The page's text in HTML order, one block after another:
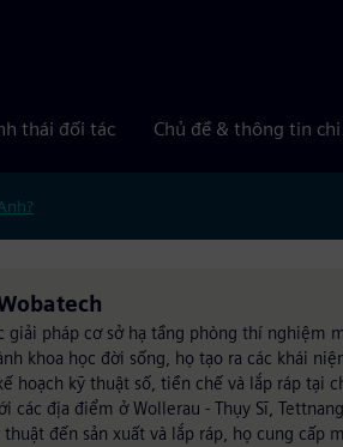
thái đối tác Chủ đề & thông tin
giải pháp cơ sở hạ tầng phòng thí nghiệm
khoa học đời sống, họ tạo ra các khái
hoạch kỹ thuật số, tiền chế và lắp ráp tại
địa điểm ở Wollerau - Thụy Sĩ,
đến sản xuất và lắp ráp, họ cung cấp